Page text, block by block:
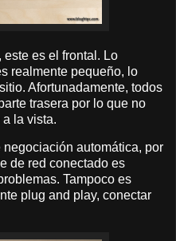
es el frontal. Lo
realmente pequeño, lo
Afortunadamente, todos
trasera por lo que no
la vista.
automática, por
de red conectado es
Tampoco es
plug and play, conectar